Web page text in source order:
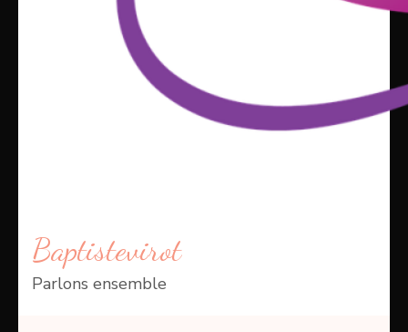
Baptistevirot
Parlons ensemble